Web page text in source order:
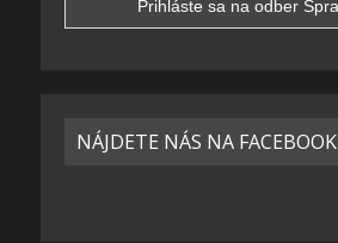
NÁJDETE NÁS NA FACEBOOK